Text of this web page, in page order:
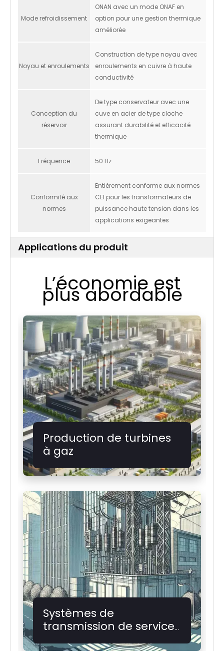
Mode refroidissement
ONAN avec un mode ONAF en
option pour une gestion thermique
améliorée
Noyau et enroulements
Construction de type noyau avec
enroulements en cuivre à haute
conductivité
Conception du
réservoir
De type conservateur avec une
cuve en acier de type cloche
assurant durabilité et efficacité
thermique
Fréquence 50 Hz
Conformité aux
normes
Entièrement conforme aux normes
CEI pour les transformateurs de
puissance haute tension dans les
applications exigeantes
Applications du produit
L’économie est
plus abordable
Production de turbines
à gaz
Systèmes de
transmission de services